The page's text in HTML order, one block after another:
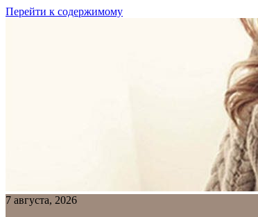
Перейти к содержимому
7 августа, 2026